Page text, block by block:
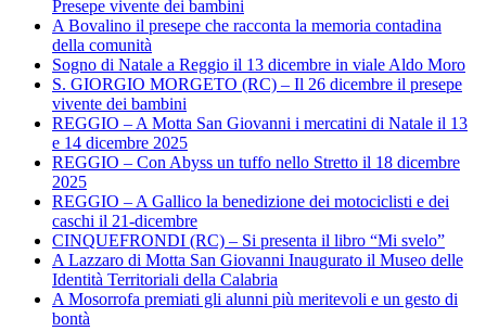
Presepe vivente dei bambini
A Bovalino il presepe che racconta la memoria contadina
della comunità
Sogno di Natale a Reggio il 13 dicembre in viale Aldo Moro
S. GIORGIO MORGETO (RC) – Il 26 dicembre il presepe
vivente dei bambini
REGGIO – A Motta San Giovanni i mercatini di Natale il 13
e 14 dicembre 2025
REGGIO – Con Abyss un tuffo nello Stretto il 18 dicembre
2025
REGGIO – A Gallico la benedizione dei motociclisti e dei
caschi il 21-dicembre
CINQUEFRONDI (RC) – Si presenta il libro “Mi svelo”
A Lazzaro di Motta San Giovanni Inaugurato il Museo delle
Identità Territoriali della Calabria
A Mosorrofa premiati gli alunni più meritevoli e un gesto di
bontà